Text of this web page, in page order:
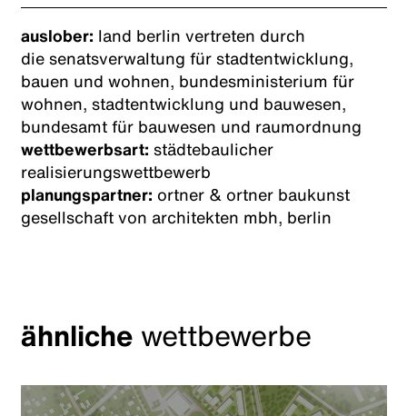
auslober: land berlin vertreten durch
die senatsverwaltung für stadtentwicklung,
bauen und wohnen, bundesministerium für
wohnen, stadtentwicklung und bauwesen,
bundesamt für bauwesen und raumordnung
wettbewerbsart: städtebaulicher
realisierungswettbewerb
planungspartner: ortner & ortner baukunst
gesellschaft von architekten mbh, berlin
ähnlichewettbewerbe